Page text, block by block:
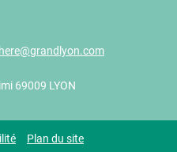
69009 LYON
Plan du site